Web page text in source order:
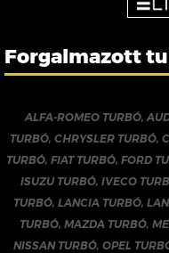
Forgalmazott
ALFA-ROMEO TURBÓ,
TURBÓ, CHRYSLER TURBÓ,
TURBÓ,FIAT TURBÓ,FORD
ISUZU TURBÓ,IVECO
TURBÓ,LANCIA TURBÓ,
TURBÓ, MAZDA TURBÓ,
NISSAN TURBÓ, OPEL